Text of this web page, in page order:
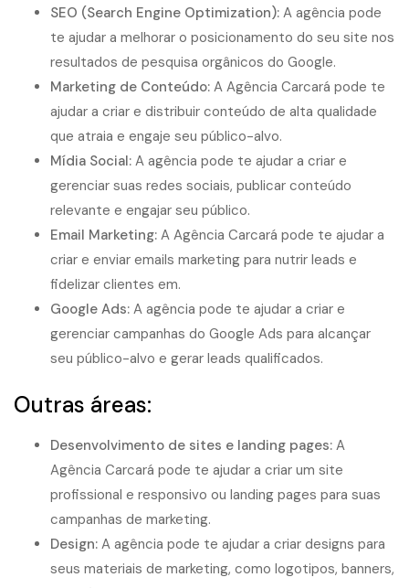
SEO (Search Engine Optimization): A agência pode
te ajudar a melhorar o posicionamento do seu site nos
resultados de pesquisa orgânicos do Google.
Marketing de Conteúdo: A Agência Carcará pode te
ajudar a criar e distribuir conteúdo de alta qualidade
que atraia e engaje seu público-alvo.
Mídia Social: A agência pode te ajudar a criar e
gerenciar suas redes sociais, publicar conteúdo
relevante e engajar seu público.
Email Marketing: A Agência Carcará pode te ajudar a
criar e enviar emails marketing para nutrir leads e
fidelizar clientes em.
Google Ads: A agência pode te ajudar a criar e
gerenciar campanhas do Google Ads para alcançar
seu público-alvo e gerar leads qualificados.
Outras áreas:
Desenvolvimento de sites e landing pages: A
Agência Carcará pode te ajudar a criar um site
profissional e responsivo ou landing pages para suas
campanhas de marketing.
Design: A agência pode te ajudar a criar designs para
seus materiais de marketing, como logotipos, banners,